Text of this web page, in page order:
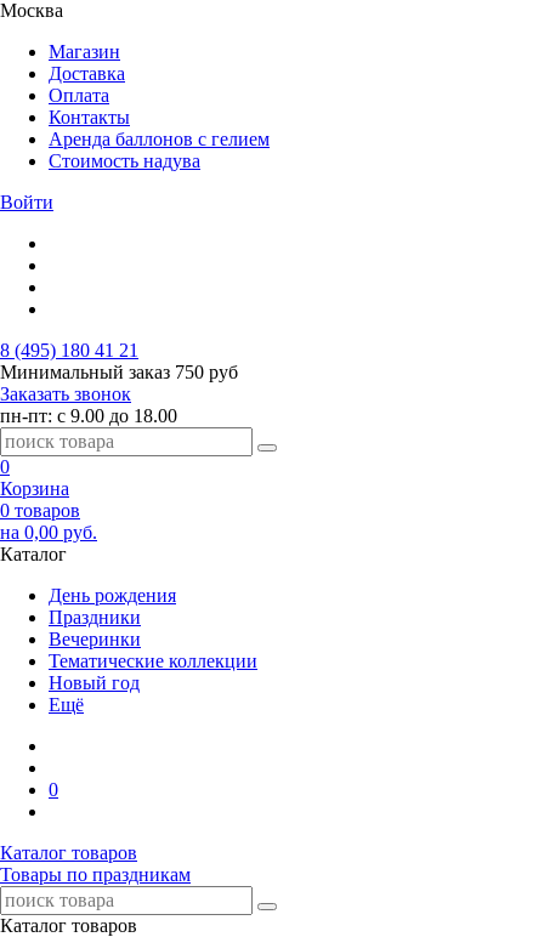
Москва
Магазин
Доставка
Оплата
Контакты
Аренда баллонов с гелием
Стоимость надува
Войти
8 (495) 180 41 21
Минимальный заказ 750 руб
Заказать звонок
пн-пт: с 9.00 до 18.00
0
Корзина
0 товаров
на 0,00 руб.
Каталог
День рождения
Праздники
Вечеринки
Тематические коллекции
Новый год
Ещё
0
Каталог товаров
Товары по праздникам
Каталог товаров